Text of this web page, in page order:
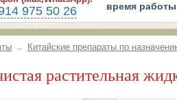
975 50 26 время
→ Китайские препараты по
растительная